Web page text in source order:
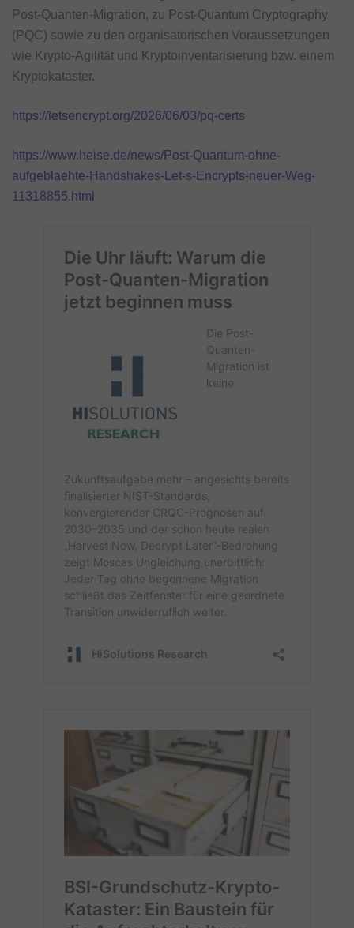
Post-Quanten-Migration, zu Post-Quantum Cryptography
(PQC) sowie zu den organisatorischen Voraussetzungen
wie Krypto-Agilität und Kryptoinventarisierung bzw. einem
Kryptokataster.
https://letsencrypt.org/2026/06/03/pq-certs
https://www.heise.de/news/Post-Quantum-ohne-
aufgeblaehte-Handshakes-Let-s-Encrypts-neuer-Weg-
11318855.html